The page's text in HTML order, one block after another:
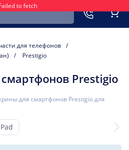
to fetch
мобильного устройства
для телефонов
Prestigio
Prestigio
для смартфонов Prestigio для